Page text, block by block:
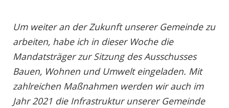
Um weiter an der Zukunft unserer Gemeinde zu
arbeiten, habe ich in dieser Woche die
Mandatsträger zur Sitzung des Ausschusses
Bauen, Wohnen und Umwelt eingeladen. Mit
zahlreichen Maßnahmen werden wir auch im
Jahr 2021 die Infrastruktur unserer Gemeinde